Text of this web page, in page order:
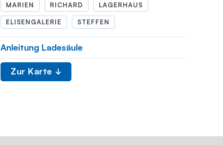
MARIEN RICHARD LAGERHAUS
ELISENGALERIE STEFFEN
Anleitung Ladesäule
Zur Karte